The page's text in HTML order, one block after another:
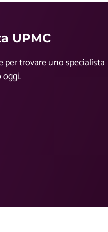
UPMC
trovare uno specialista